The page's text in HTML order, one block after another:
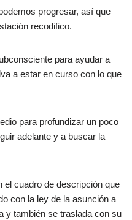
progresar, así que
recodifico.
para ayudar a
a estar en curso con lo que
para profundizar un poco
adelante y a buscar la
el cuadro de descripción que
con la ley de la asunción a
y también se traslada con su